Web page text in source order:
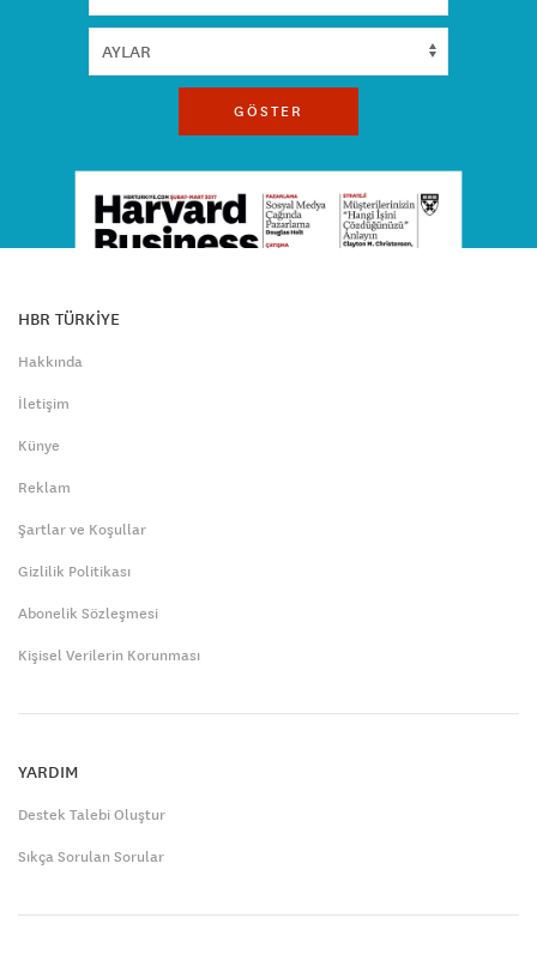
GÖSTER
HBR TÜRKİYE
Hakkında
İletişim
Künye
Reklam
Şartlar ve Koşullar
Gizlilik Politikası
Abonelik Sözleşmesi
Kişisel Verilerin Korunması
YARDIM
Destek Talebi Oluştur
Sıkça Sorulan Sorular